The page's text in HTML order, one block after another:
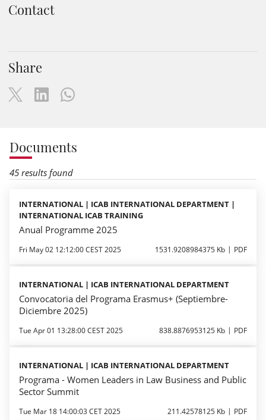
Contact
Share
Documents
45 results found
INTERNATIONAL | ICAB INTERNATIONAL DEPARTMENT |
INTERNATIONAL ICAB TRAINING
Anual Programme 2025
Fri May 02 12:12:00 CEST 2025 1531.9208984375 Kb PDF
INTERNATIONAL | ICAB INTERNATIONAL DEPARTMENT
Convocatoria del Programa Erasmus+ (Septiembre-
Diciembre 2025)
Tue Apr 01 13:28:00 CEST 2025 838.8876953125 Kb PDF
INTERNATIONAL | ICAB INTERNATIONAL DEPARTMENT
Programa - Women Leaders in Law Business and Public
Sector Summit
Tue Mar 18 14:00:03 CET 2025 211.42578125 Kb PDF